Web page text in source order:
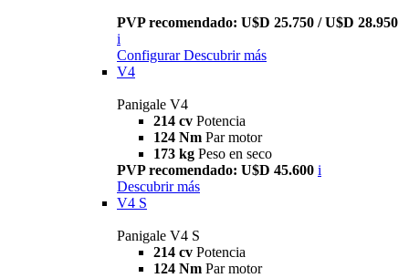
PVP recomendado: U$D 25.750 / U$D 28.950
i
Configurar Descubrir más
V4
Panigale V4
214 cv Potencia
124 Nm Par motor
173 kg Peso en seco
PVP recomendado: U$D 45.600 i
Descubrir más
V4 S
Panigale V4 S
214 cv Potencia
124 Nm Par motor